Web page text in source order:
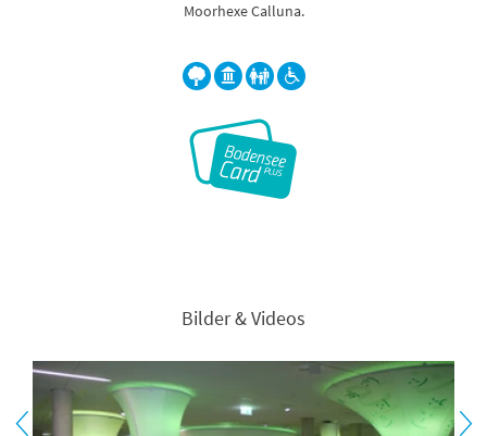
Moorhexe Calluna.
Bilder & Videos